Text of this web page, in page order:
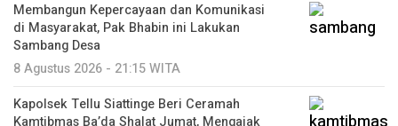
Membangun Kepercayaan dan Komunikasi
di Masyarakat, Pak Bhabin ini Lakukan
Sambang Desa
8 Agustus 2026 - 21:15 WITA
Kapolsek Tellu Siattinge Beri Ceramah
Kamtibmas Ba’da Shalat Jumat, Mengajak